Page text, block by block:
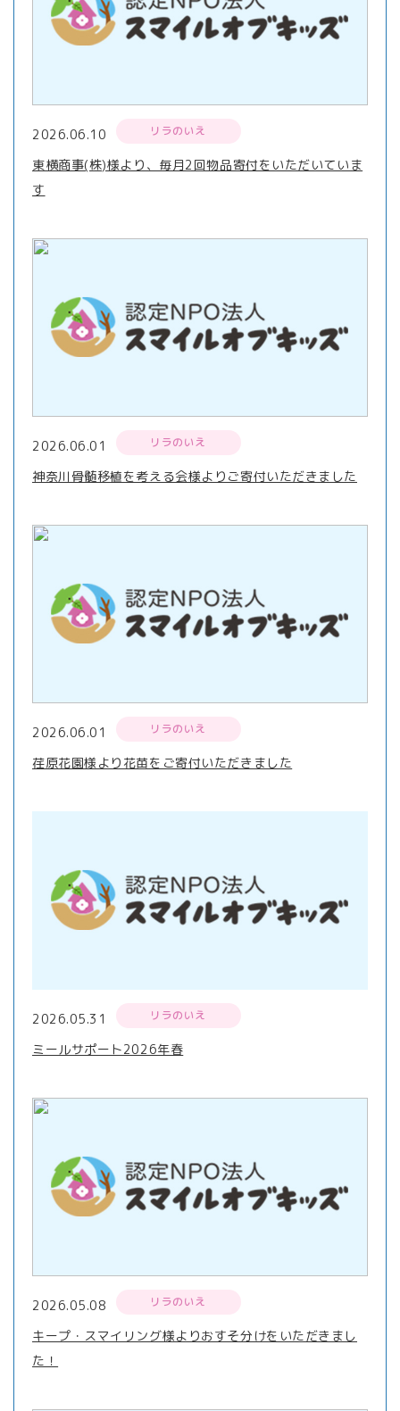
2026.06.10 リラのいえ
東横商事(株)様より、毎月2回物品寄付をいただいていま
す
2026.06.01 リラのいえ
神奈川骨髄移植を考える会様よりご寄付いただきました
2026.06.01 リラのいえ
荏原花園様より花苗をご寄付いただきました
2026.05.31 リラのいえ
ミールサポート2026年春
2026.05.08 リラのいえ
キープ・スマイリング様よりおすそ分けをいただきまし
た！